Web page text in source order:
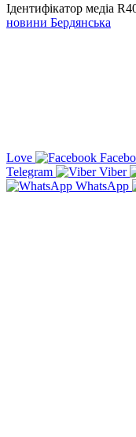
Ідентифікатор медіа
новини Бердянська
Love
Telegram
Viber
WhatsApp